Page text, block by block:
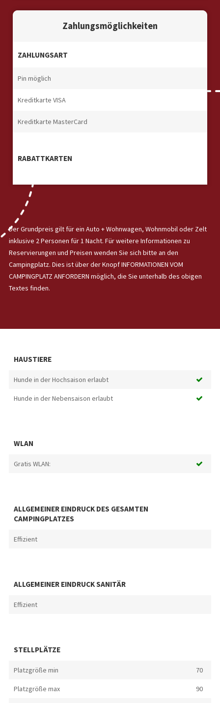
Zahlungsmöglichkeiten
ZAHLUNGSART
Pin möglich
Kreditkarte VISA
Kreditkarte MasterCard
RABATTKARTEN
Der Grundpreis gilt für ein Auto + Wohnwagen, Wohnmobil oder Zelt
inklusive 2 Personen für 1 Nacht. Für weitere Informationen zu
Reservierungen und Preisen wenden Sie sich bitte an den
Campingplatz. Dies ist über der Knopf INFORMATIONEN VOM
CAMPINGPLATZ ANFORDERN möglich, die Sie unterhalb des obigen
Textes finden.
HAUSTIERE
Hunde in der Hochsaison erlaubt
Hunde in der Nebensaison erlaubt
WLAN
Gratis WLAN:
ALLGEMEINER EINDRUCK DES GESAMTEN
CAMPINGPLATZES
Effizient
ALLGEMEINER EINDRUCK SANITÄR
Effizient
STELLPLÄTZE
Platzgröße min 70
Platzgröße max 90